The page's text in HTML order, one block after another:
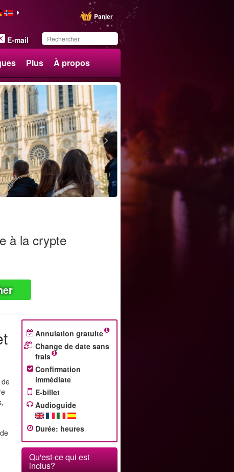
E-mail
Panier
Plus À propos
Ce produit a été
sauvegardé dans votre
liste.
à la crypte
Annulation gratuite
Change de date sans
frais
Confirmation
immédiate
E-billet
Audioguide
Durée: heures
Qu'est-ce qui est
inclus?